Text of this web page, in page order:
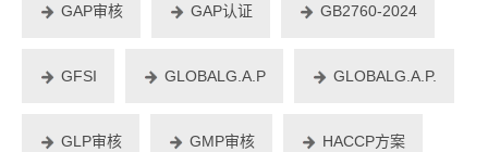
GAP审核 GAP认证 GB2760-2024
GFSI GLOBALG.A.P GLOBALG.A.P.
GLP审核 GMP审核 HACCP方案